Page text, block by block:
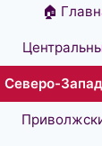
🏠
Северо-